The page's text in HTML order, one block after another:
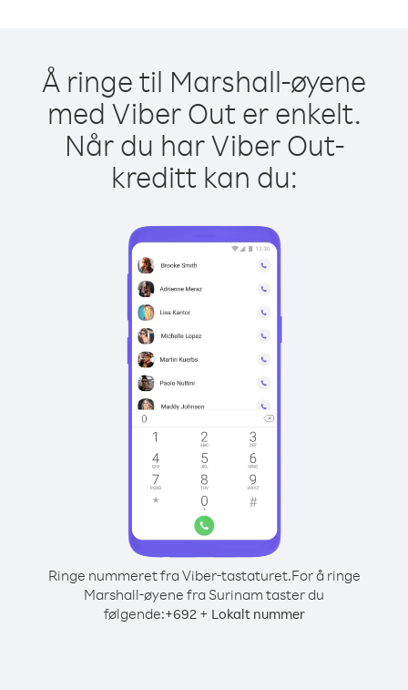
Å ringe til Marshall-øyene
med Viber Out er enkelt.
Når du har Viber Out-
kreditt kan du:
Ringe nummeret fra Viber-tastaturet.For å ringe
Marshall-øyene fra Surinam taster du
følgende:+692+ Lokalt nummer